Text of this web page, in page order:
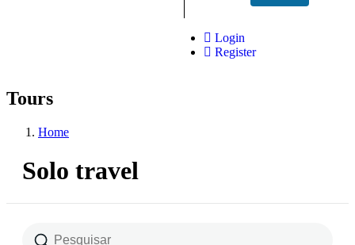
Login
Register
Tours
Home
Solo travel